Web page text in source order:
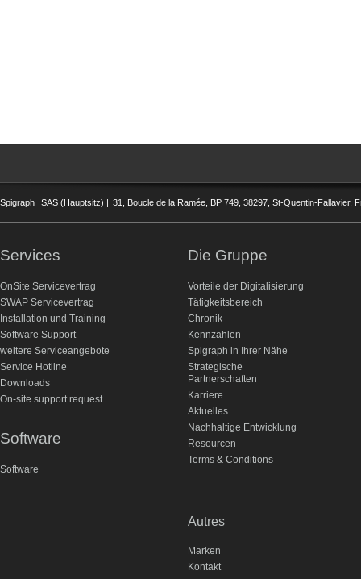
Spigraph SAS (Hauptsitz) | 31, Boucle de la Ramée, BP 749, 38297, St-Quentin-
Services
OnSite Servicevertrag
SWAP Servicevertrag
Installation und Training
Software Support
weitere Serviceangebote
Service Hotline
Downloads
On-site support request
Software
Software
Die Gruppe
Vorteile der Digitalisierung
Tätigkeitsbereich
Chronik
Kennzahlen
Spigraph in Ihrer Nähe
Strategische
Partnerschaften
Karriere
Aktuelles
Nachhaltige Entwicklung
Resourcen
Terms & Conditions
Autres
Marken
Kontakt